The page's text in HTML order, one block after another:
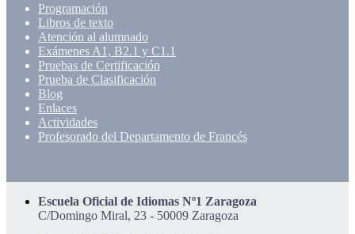
Programación
Libros de texto
Atención al alumnado
Exámenes A1, B2.1 y C1.1
Pruebas de Certificación
Prueba de Clasificación
Blog
Enlaces
Actividades
Profesorado del Departamento de Francés
Escuela Oficial de Idiomas Nº1 Zaragoza
C/Domingo Miral, 23 - 50009 Zaragoza